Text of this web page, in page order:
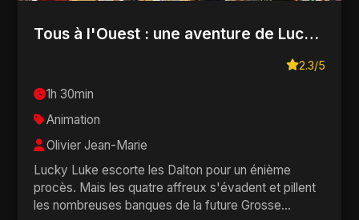
Tous à l'Ouest : une aventure de Lucky Luke
2.3/5
1h 30min
Animation
Olivier Jean-Marie
Lucky Luke escorte les Dalton pour un énième
procès. Mais les quatre affreux s'évadent et pillent
les nombreuses banques de la future Grosse